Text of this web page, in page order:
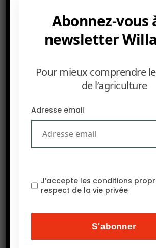
Abonnez-vous
newsletter
Pour mieux comprendre
de l’agriculture
Adresse email
J’accepte les conditions
respect de la vie privée